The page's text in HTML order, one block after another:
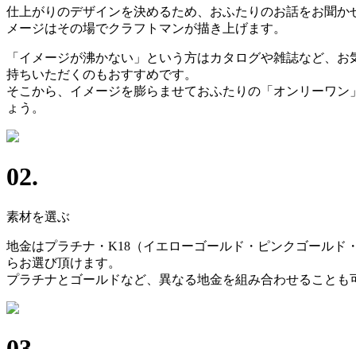
仕上がりのデザインを決めるため、おふたりのお話をお聞か
メージはその場でクラフトマンが描き上げます。
「イメージが沸かない」という方はカタログや雑誌など、
持ちいただくのもおすすめです。
そこから、イメージを膨らませておふたりの「オンリーワン
ょう。
02.
素材を選ぶ
地金はプラチナ・K18（イエローゴールド・ピンクゴールド
らお選び頂けます。
プラチナとゴールドなど、異なる地金を組み合わせることも